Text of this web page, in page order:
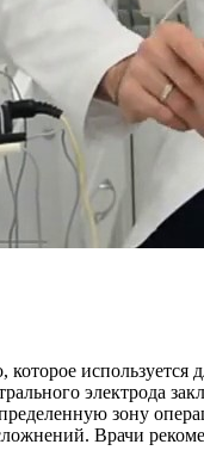
электрода
зону
Врачи